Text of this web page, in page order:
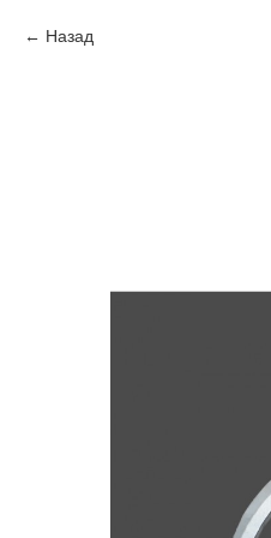
Назад